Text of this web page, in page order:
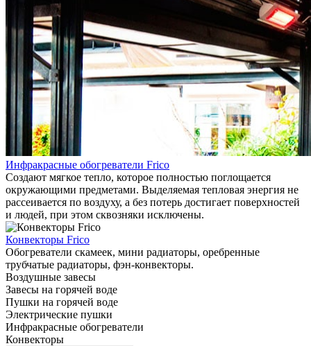
Инфракрасные обогреватели Frico
Создают мягкое тепло, которое полностью поглощается
окружающими предметами. Выделяемая тепловая энергия не
рассеивается по воздуху, а без потерь достигает поверхностей
и людей, при этом сквозняки исключены.
Конвекторы Frico
Обогреватели скамеек, мини радиаторы, оребренные
трубчатые радиаторы, фэн-конвекторы.
Воздушные завесы
Завесы на горячей воде
Пушки на горячей воде
Электрические пушки
Инфракрасные обогреватели
Конвекторы